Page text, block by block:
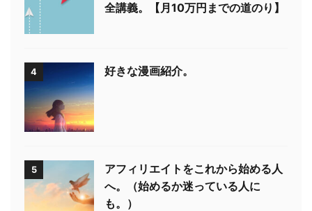
全講義。【月10万円までの道のり】
4 好きな漫画紹介。
5
アフィリエイトをこれから始める人
へ。（始めるか迷っている人に
も。）